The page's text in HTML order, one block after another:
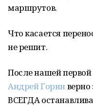
маршрутов.
Что касается
не решит.
После нашей
Андрей Горин
ВСЕГДА